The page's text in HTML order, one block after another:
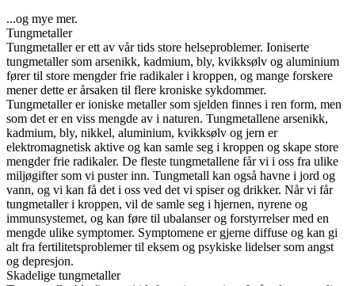
...og mye mer.
Tungmetaller
Tungmetaller er ett av vår tids store helseproblemer. Ioniserte
tungmetaller som arsenikk, kadmium, bly, kvikksølv og aluminium
fører til store mengder frie radikaler i kroppen, og mange forskere
mener dette er årsaken til flere kroniske sykdommer.
Tungmetaller er ioniske metaller som sjelden finnes i ren form, men
som det er en viss mengde av i naturen. Tungmetallene arsenikk,
kadmium, bly, nikkel, aluminium, kvikksølv og jern er
elektromagnetisk aktive og kan samle seg i kroppen og skape store
mengder frie radikaler. De fleste tungmetallene får vi i oss fra ulike
miljøgifter som vi puster inn. Tungmetall kan også havne i jord og
vann, og vi kan få det i oss ved det vi spiser og drikker. Når vi får
tungmetaller i kroppen, vil de samle seg i hjernen, nyrene og
immunsystemet, og kan føre til ubalanser og forstyrrelser med en
mengde ulike symptomer. Symptomene er gjerne diffuse og kan gi
alt fra fertilitetsproblemer til eksem og psykiske lidelser som angst
og depresjon.
Skadelige tungmetaller